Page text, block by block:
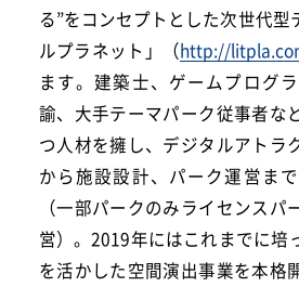
る”をコンセプトとした次世代型
ルプラネット」（http://
ます。建築士、ゲームプログ
諭、大手テーマパーク従事者な
つ人材を擁し、デジタルアトラ
から施設設計、パーク運営ま
（一部パークのみライセンスパ
営）。2019年にはこれまでに培
を活かした空間演出事業を本格